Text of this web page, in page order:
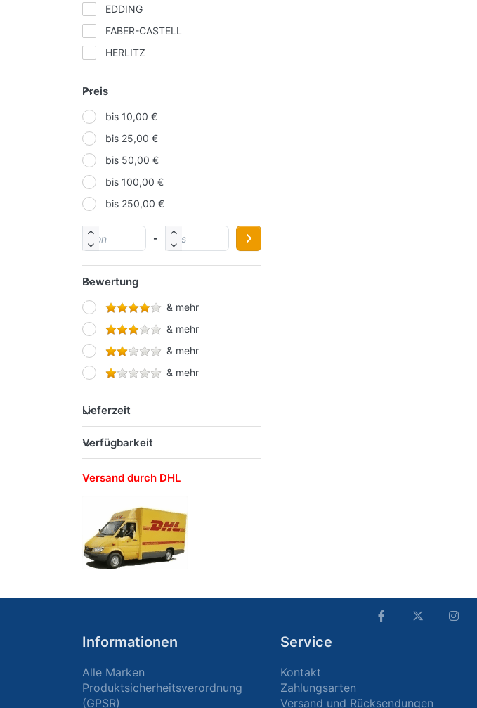
EDDING
FABER-CASTELL
HERLITZ
IDENA
KORES
LAMY
MOLOTOW
NOVUS
ONLINE
PAGNA
PELIKAN
SCHNEIDER
STAEDTLER
STARPAK
Werner Dorsch GmbH
Preis
bis 10,00 €
bis 25,00 €
bis 50,00 €
bis 100,00 €
bis 250,00 €
-
Bewertung
& mehr
& mehr
& mehr
& mehr
Lieferzeit
Verfügbarkeit
Versand durch DHL
Informationen
Alle Marken
Produktsicherheitsverordnung
(GPSR)
Service
Kontakt
Zahlungsarten
Versand und Rücksendungen